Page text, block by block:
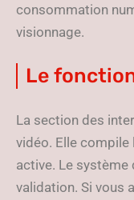
consommation
visionnage.
Le
La section des
vidéo. Elle compile
active. Le
validation. Si vous